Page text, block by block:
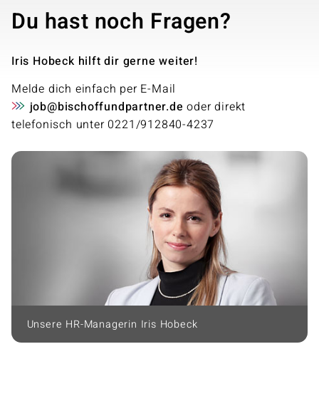
Du hast noch Fragen?
Iris Hobeck hilft dir gerne weiter!
Melde dich einfach per E-Mail
job@bischoffundpartner.de oder direkt
telefonisch unter 0221/912840-4237
Unsere HR-Managerin Iris Hobeck